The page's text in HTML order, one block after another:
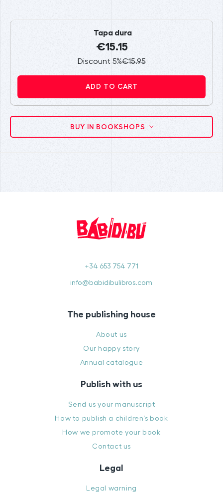
Tapa dura
€15.15
Discount 5%€15.95
ADD TO CART
BUY IN BOOKSHOPS
+34 653 754 771
info@babidibulibros.com
The publishing house
About us
Our happy story
Annual catalogue
Publish with us
Send us your manuscript
How to publish a children’s book
How we promote your book
Contact us
Legal
Legal warning